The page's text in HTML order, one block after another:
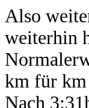
Also
weiterhin
km für km
Nach